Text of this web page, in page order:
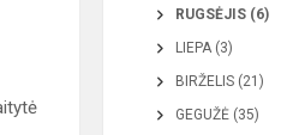
RUGSĖJIS (6)
LIEPA (3)
BIRŽELIS (21)
GEGUŽĖ (35)